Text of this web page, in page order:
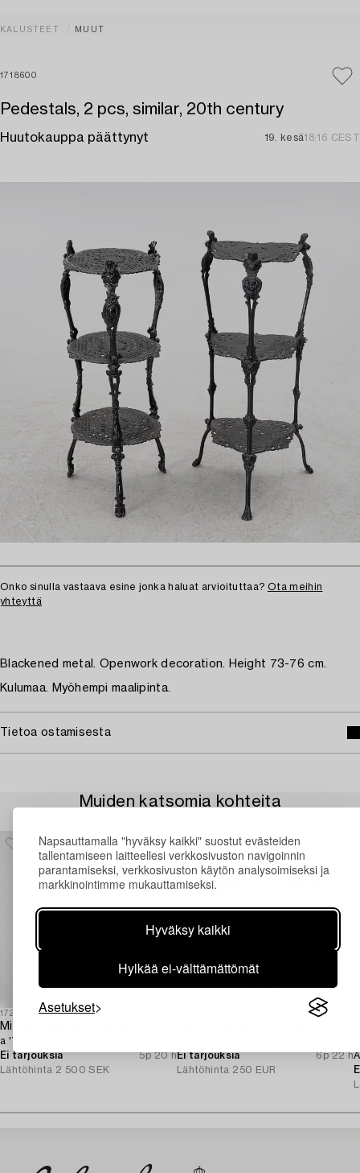
Napsauttamalla "hyväksy kaikki" suostut evästeiden
tallentamiseen laitteellesi verkkosivuston navigoinnin
parantamiseksi, verkkosivuston käytön analysoimiseksi ja
markkinointimme mukauttamiseksi.
Hyväksy kaikki
Hylkää ei-välttämättömät
Asetukset
KALUSTEET MUUT
1718600
Pedestals, 2 pcs, similar, 20th century
Huutokauppa päättynyt 19. kesä18:16 CEST
Onko sinulla vastaava esine jonka haluat arvioituttaa? Ota meihin
yhteyttä
Blackened metal. Openwork decoration. Height 73-76 cm.
Kulumaa. Myöhempi maalipinta.
Tietoa ostamisesta
Muiden katsomia kohteita
1727766
a 'Tree' coat hanger, Swedese.
Ei tarjouksia
5p 20 h
Lähtöhinta 2 500 SEK
Ei tarjouksia
6p 22 h
Lähtöhinta 250 EUR